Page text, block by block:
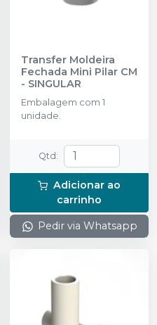
Transfer Moldeira
Fechada Mini Pilar CM
- SINGULAR
Embalagem com 1
unidade.
Qtd :
Adicionar ao
carrinho
Pedir via Whatsapp